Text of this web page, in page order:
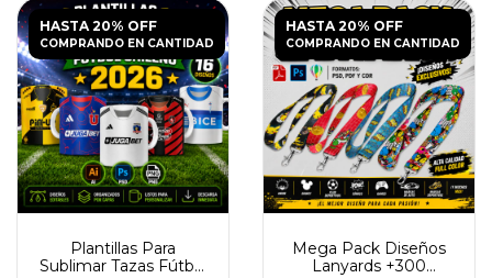
HASTA 20% OFF
COMPRANDO EN CANTIDAD
Plantillas Para
Sublimar Tazas Fútbol
HASTA 20% OFF
COMPRANDO EN CANTIDAD
Mega Pack Diseños
Lanyards +300